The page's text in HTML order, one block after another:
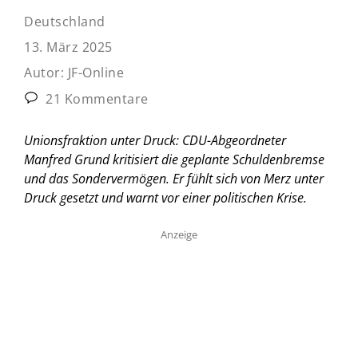
Deutschland
13. März 2025
Autor: JF-Online
21 Kommentare
Unionsfraktion unter Druck: CDU-Abgeordneter
Manfred Grund kritisiert die geplante Schuldenbremse
und das Sondervermögen. Er fühlt sich von Merz unter
Druck gesetzt und warnt vor einer politischen Krise.
Anzeige